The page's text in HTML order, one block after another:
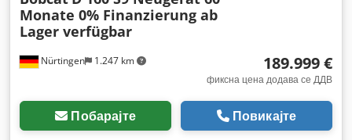
Nürtingen 1.247 km
Monate 0% Finanzierung ab
Lager verfügbar
189.999 €
фиксна цена додава се ДДВ
Побарајте Повикајте